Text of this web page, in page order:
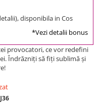
disponibila in Cos
*Vezi detalii bonus
provocatori, ce vor redefini
Îndrăzniţi să fiţi sublimă şi